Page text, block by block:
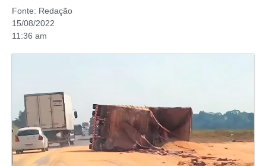
Fonte: Redação
15/08/2022
11:36 am